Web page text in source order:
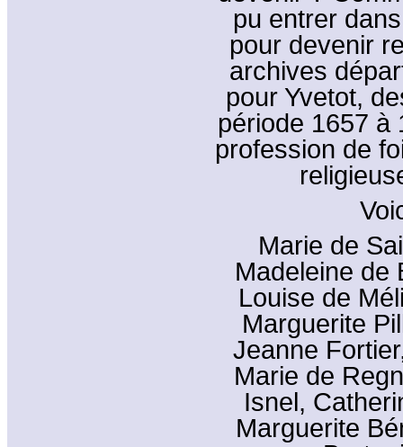
pu entrer
pour devenir
archives
pour Yvetot,
période 1657 à
profession de
Marie de
Madeleine de
Louise de
Marguerite
Jeanne
Marie de
Isnel,
Marguerite